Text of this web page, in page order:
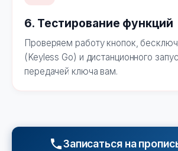
6. Тестирование функций
Проверяем работу кнопок,
(Keyless Go) и дистанционного
передачей ключа вам.
Записаться на